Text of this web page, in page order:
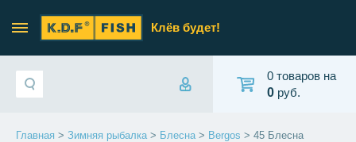
Клёв будет!
0 товаров на
0 руб.
Главная > Зимняя рыбалка> Блесна> Bergos > 45 Блесна